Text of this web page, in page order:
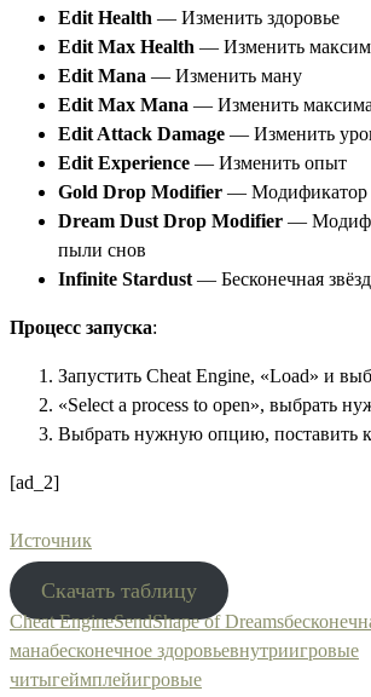
Edit Health — Изменить здоровье
Edit Max Health — Изменить
Edit Mana — Изменить ману
Edit Max Mana — Изменить
Edit Attack Damage — Изменить
Edit Experience — Изменить опыт
Gold Drop Modifier — Модификатор
Dream Dust Drop Modifier —
пыли снов
Infinite Stardust — Бесконечная
Процесс запуска:
Запустить Cheat Engine, «Load» и
«Select a process to open», выбрать
Выбрать нужную опцию, поставить
[ad_2]
Источник
Скачать таблицу
Cheat EngineSendShape of Dreams
манабесконечное здоровьевнутриигровые
читыгеймплейигровые